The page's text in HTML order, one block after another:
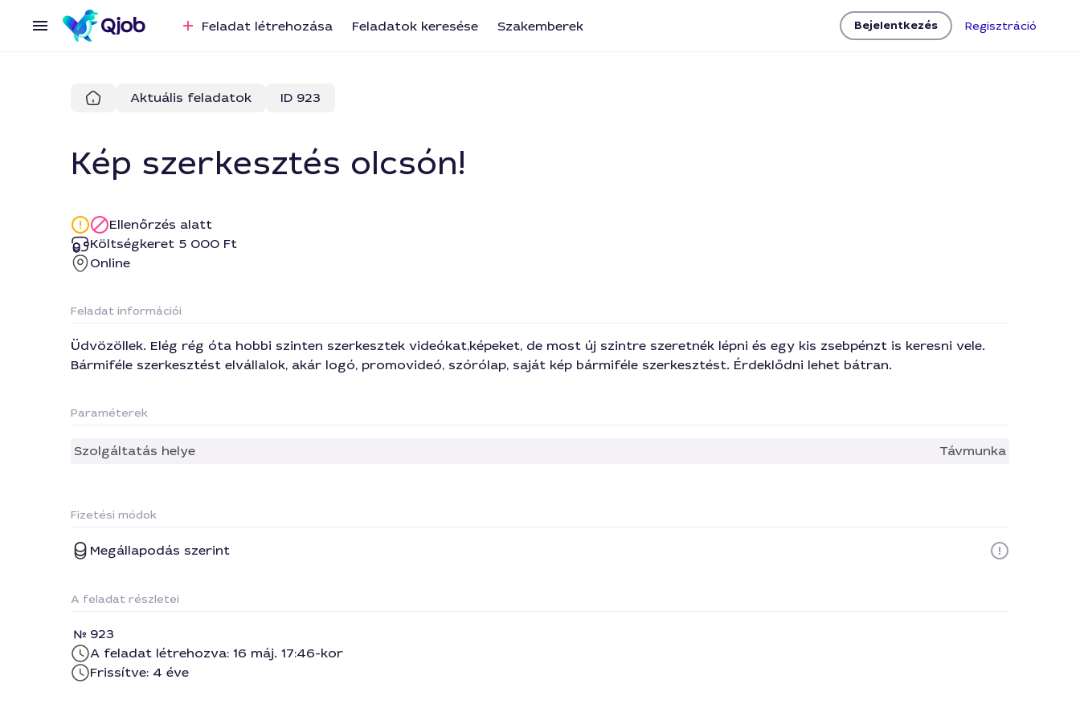
Feladat létrehozása Feladatok keresése Szakemberek Bejelentkezés Regisztráció
Aktuális feladatok ID 923
Kép szerkesztés olcsón!
Ellenőrzés alatt
Költségkeret 5 000 Ft
Online
Feladat információi
Üdvözöllek. Elég rég óta hobbi szinten szerkesztek videókat,képeket, de most új szintre szeretnék lépni és egy kis zsebpénzt is keresni vele.
Bármiféle szerkesztést elvállalok, akár logó, promovideó, szórólap, saját kép bármiféle szerkesztést. Érdeklődni lehet bátran.
Paraméterek
Szolgáltatás helye Távmunka
Fizetési módok
Megállapodás szerint
A feladat részletei
923
A feladat létrehozva: 16 máj. 17:46-kor
Frissítve: 4 éve